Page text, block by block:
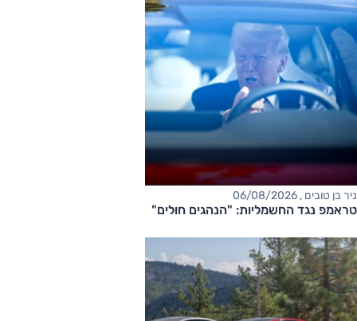
ניר בן טובים , 06/08/2026
טראמפ נגד החשמליות: "הנהגים חולים"